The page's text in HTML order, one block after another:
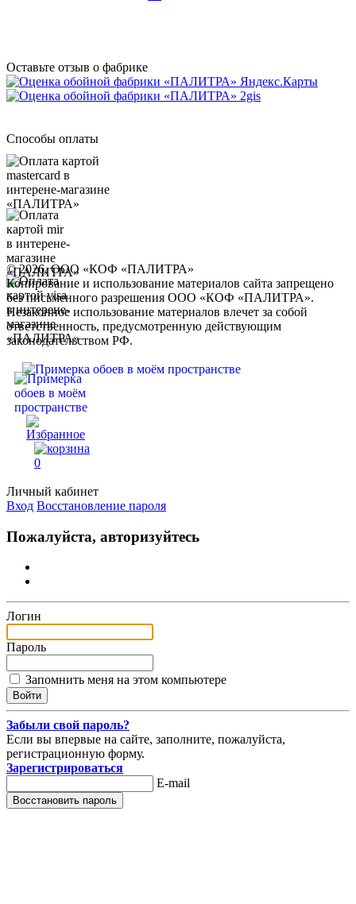
Оставьте отзыв о фабрике
Способы оплаты
© 2026, ООО «КОФ «ПАЛИТРА»
Копирование и использование материалов сайта запрещено
без письменного разрешения ООО «КОФ «ПАЛИТРА».
Незаконное использование материалов влечет за собой
ответственность, предусмотренную действующим
законодательством РФ.
0
Личный кабинет
Вход Восстановление пароля
Пожалуйста, авторизуйтесь
Логин
Пароль
Запомнить меня на этом компьютере
Забыли свой пароль?
Если вы впервые на сайте, заполните, пожалуйста,
регистрационную форму.
Зарегистрироваться
E-mail
Восстановить пароль